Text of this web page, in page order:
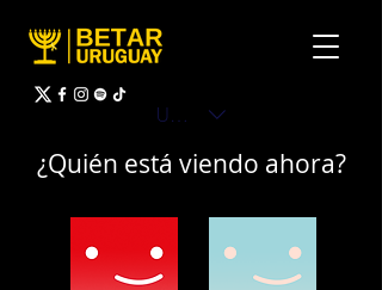
UYU ($U)
¿Quién está viendo ahora?